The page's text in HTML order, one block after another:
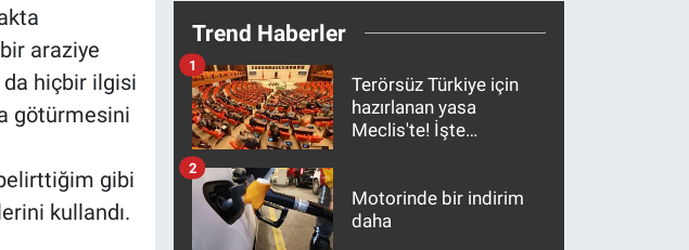
araziye
da hiçbir ilgisi
götürmesini
gibi
kullandı.
Trend Haberler
Terörsüz Türkiye için
hazırlanan yasa
Meclis'te! İşte
1
Motorinde bir indirim
daha
2